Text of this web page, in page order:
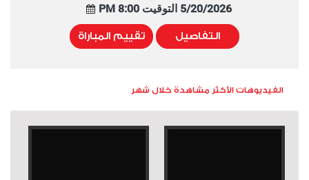
5/20/2026 التوقيت 8:00 PM
التفاصيل تقييم المباراة
الفيديوهات الأكثر مشاهدة خلال شهر